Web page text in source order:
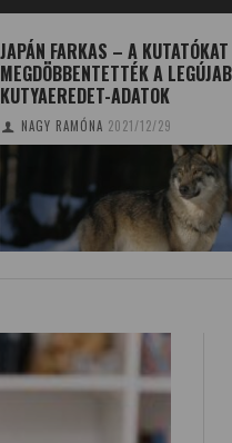
JAPÁN FARKAS – A KUTATÓKAT
MEGDÖBBENTETTÉK A
KUTYAEREDET-ADATOK
NAGY RAMÓNA 2021/12/29